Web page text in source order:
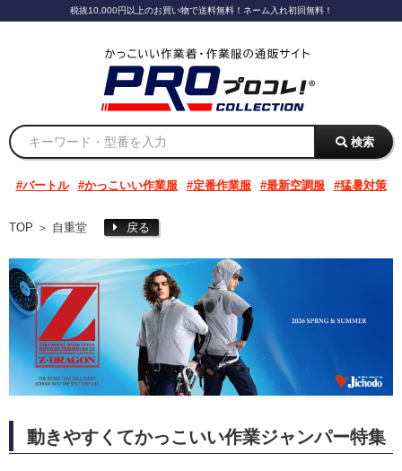
税抜10,000円以上のお買い物で送料無料！ネーム入れ初回無料！
検索
バートル かっこいい作業服 定番作業服 最新空調服 猛暑対策
TOP ＞ 自重堂 戻る
動きやすくてかっこいい作業ジャンパー特集